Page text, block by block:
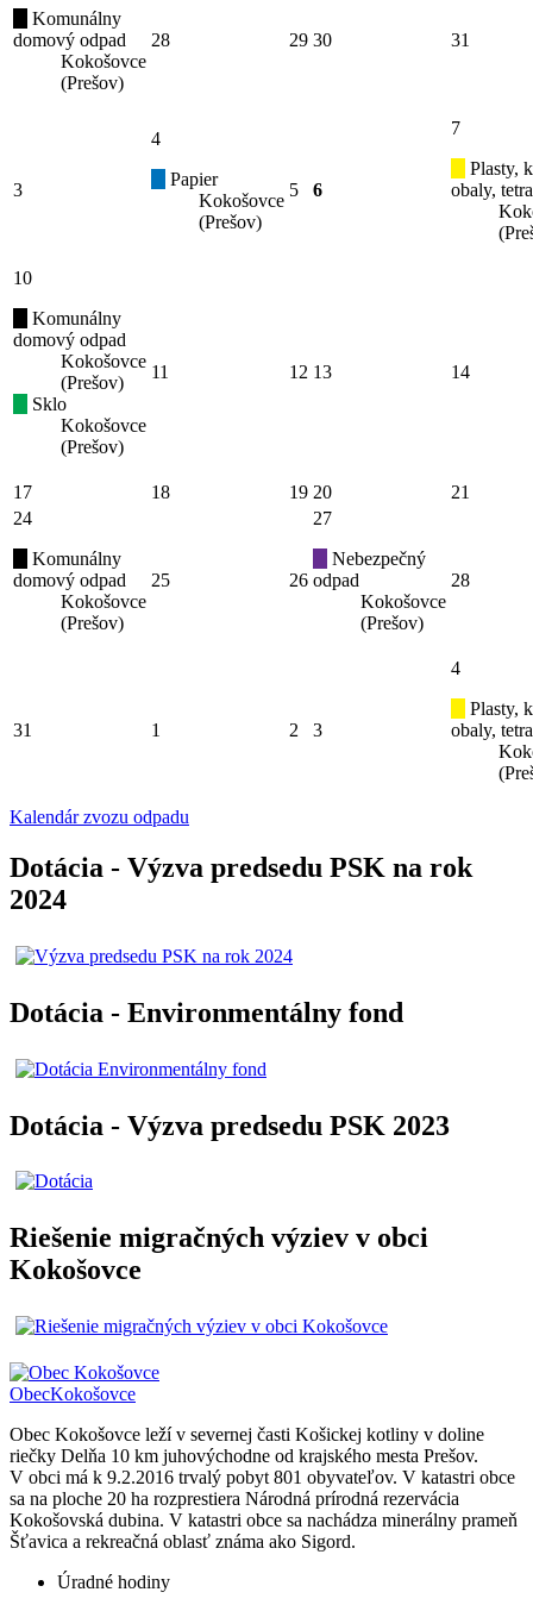
Komunálny
domový odpad
Kokošovce
(Prešov)
28 29 30 31
3
4
Papier
Kokošovce
(Prešov)
5 6
7
Plasty,
obaly,
10
Komunálny
domový odpad
Kokošovce
(Prešov)
Sklo
Kokošovce
(Prešov)
11 12 13 14
17 18 19 20
21
24
Komunálny
domový odpad
Kokošovce
(Prešov)
25 26
27
Nebezpečný
odpad
Kokošovce
(Prešov)
28
31 1 2 3
4
Plasty,
obaly,
Kalendár zvozu odpadu
Dotácia - Výzva predsedu PSK na rok
2024
Dotácia - Environmentálny fond
Dotácia - Výzva predsedu PSK 2023
Riešenie migračných výziev v obci
Kokošovce
ObecKokošovce
Obec Kokošovce leží v severnej časti Košickej kotliny v doline
riečky Delňa 10 km juhovýchodne od krajského mesta Prešov.
V obci má k 9.2.2016 trvalý pobyt 801 obyvateľov. V katastri obce
sa na ploche 20 ha rozprestiera Národná prírodná rezervácia
Kokošovská dubina. V katastri obce sa nachádza minerálny prameň
Šťavica a rekreačná oblasť známa ako Sigord.
Úradné hodiny